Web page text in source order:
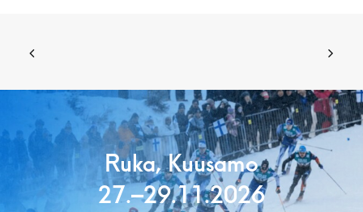
Ruka, Kuusamo
27.–29.11.2026